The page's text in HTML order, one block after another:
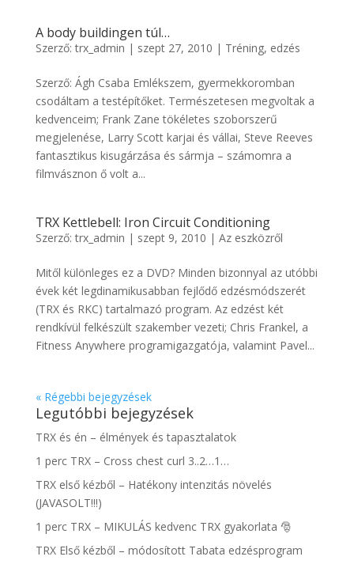
A body buildingen túl…
Szerző:trx_admin | szept 27, 2010 | Tréning, edzés
Szerző: Ágh Csaba Emlékszem, gyermekkoromban
csodáltam a testépítőket. Természetesen megvoltak a
kedvenceim; Frank Zane tökéletes szoborszerű
megjelenése, Larry Scott karjai és vállai, Steve Reeves
fantasztikus kisugárzása és sármja – számomra a
filmvásznon ő volt a...
TRX Kettlebell: Iron Circuit Conditioning
Szerző:trx_admin | szept 9, 2010 | Az eszközről
Mitől különleges ez a DVD? Minden bizonnyal az utóbbi
évek két legdinamikusabban fejlődő edzésmódszerét
(TRX és RKC) tartalmazó program. Az edzést két
rendkívül felkészült szakember vezeti; Chris Frankel, a
Fitness Anywhere programigazgatója, valamint Pavel...
« Régebbi bejegyzések
Legutóbbi bejegyzések
TRX és én – élmények és tapasztalatok
1 perc TRX – Cross chest curl 3..2…1…
TRX első kézből – Hatékony intenzitás növelés
(JAVASOLT!!!)
1 perc TRX – MIKULÁS kedvenc TRX gyakorlata 🎅
TRX Első kézből – módosított Tabata edzésprogram